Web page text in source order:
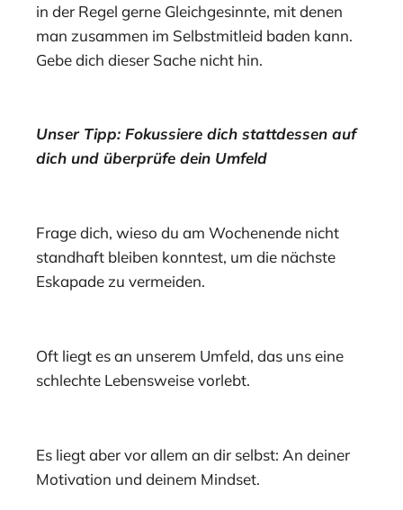
in der Regel gerne Gleichgesinnte, mit denen
man zusammen im Selbstmitleid baden kann.
Gebe dich dieser Sache nicht hin.
Unser Tipp: Fokussiere dich stattdessen auf
dich und überprüfe dein Umfeld
Frage dich, wieso du am Wochenende nicht
standhaft bleiben konntest, um die nächste
Eskapade zu vermeiden.
Oft liegt es an unserem Umfeld, das uns eine
schlechte Lebensweise vorlebt.
Es liegt aber vor allem an dir selbst: An deiner
Motivation und deinem Mindset.